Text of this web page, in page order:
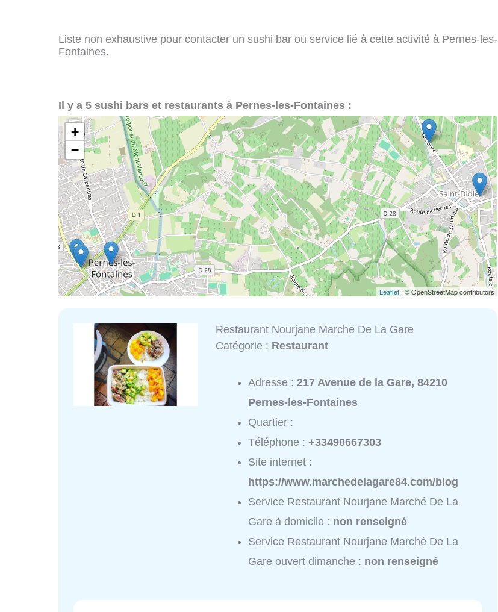
Liste non exhaustive pour contacter un sushi bar ou service lié à cette activité à Pernes-les-
Fontaines.
Il y a 5 sushi bars et restaurants à Pernes-les-Fontaines :
+
−
Leaflet| © OpenStreetMap contributors
Restaurant Nourjane Marché De La Gare
Catégorie : Restaurant
Adresse :217 Avenue de la Gare, 84210
Pernes-les-Fontaines
Quartier :
Téléphone :+33490667303
Site internet :
https://www.marchedelagare84.com/blog
Service Restaurant Nourjane Marché De La
Gare à domicile : non renseigné
Service Restaurant Nourjane Marché De La
Gare ouvert dimanche : non renseigné